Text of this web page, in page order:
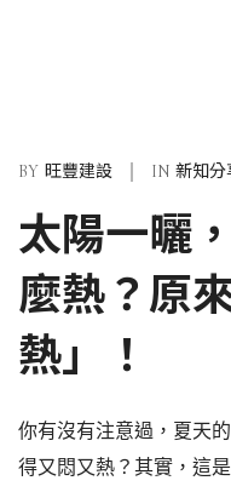
BY 旺豐建設 IN 新知分
太陽一曬
麼熱？原
熱」！
你有沒有注意過，夏天
得又悶又熱？其實，這